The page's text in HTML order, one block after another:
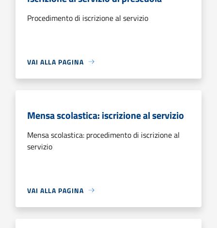
Procedimento di iscrizione al servizio
VAI ALLA PAGINA
Mensa scolastica: iscrizione al servizio
Mensa scolastica: procedimento di iscrizione al
servizio
VAI ALLA PAGINA